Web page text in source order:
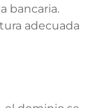
bancaria.
adecuada